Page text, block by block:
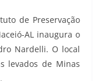
de Preservação
AL inaugura o
Nardelli. O local
levados de Minas